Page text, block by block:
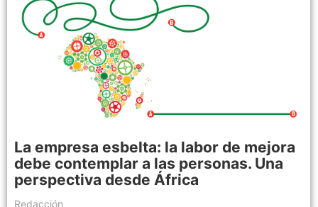
La empresa esbelta: la labor de mejora
debe contemplar a las personas. Una
perspectiva desde África
Redacción